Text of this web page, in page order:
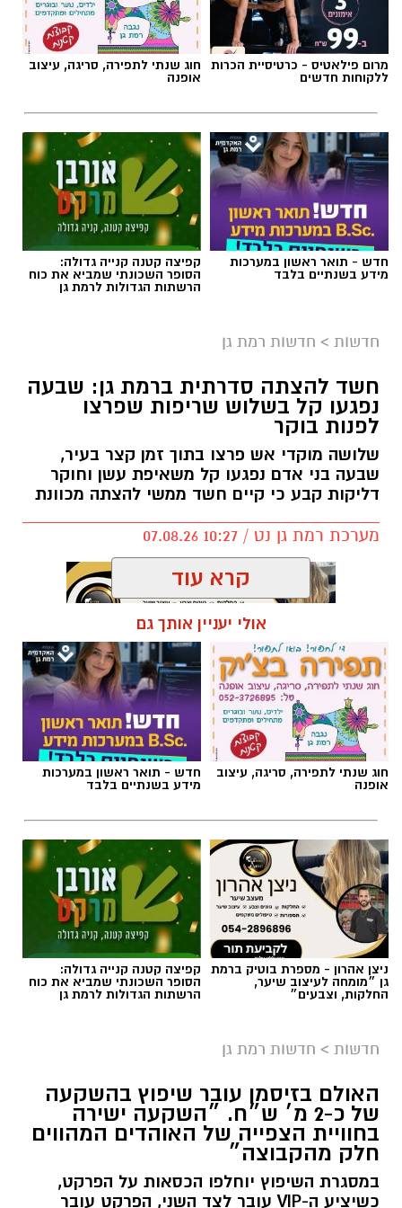
מרום פילאטיס - כרטיסיית הכרות
ללקוחות חדשים
חוג שנתי לתפירה, סריגה, עיצוב
אופנה
חדש - תואר ראשון במערכות
מידע בשנתיים בלבד
קפיצה קטנה קנייה גדולה:
הסופר השכונתי שמביא את כוח
הרשתות הגדולות לרמת גן
חדשות > חדשות רמת גן
חשד להצתה סדרתית ברמת גן: שבעה
נפגעו קל בשלוש שריפות שפרצו
לפנות בוקר
שלושה מוקדי אש פרצו בתוך זמן קצר בעיר,
שבעה בני אדם נפגעו קל משאיפת עשן וחוקר
דליקות קבע כי קיים חשד ממשי להצתה מכוונת
מערכת רמת גן נט / 10:27 07.08.26
תגים:שריפה רמת גן
צילום: כבאות והצלה לישראל
לפנות בוקר (שישי) בשלושה מוקדים סמוכים בעיר,
עשן. חוקר דליקות של כבאות והצלה קבע כי קיים
חשד ממשי להצתה מכוונת וכי ייתכן קשר בין כלל
האירועים.
האירוע החל בשריפה שפרצה בעץ דקל ובלובי של
קרא עוד
אולי יעניין אותך גם
חוג שנתי לתפירה, סריגה, עיצוב
אופנה
חדש - תואר ראשון במערכות
מידע בשנתיים בלבד
ניצן אהרון - מספרת בוטיק ברמת
גן ״מומחה לעיצוב שיער,
החלקות, וצבעים״
קפיצה קטנה קנייה גדולה:
הסופר השכונתי שמביא את כוח
הרשתות הגדולות לרמת גן
חדשות > חדשות רמת גן
האולם בזיסמן עובר שיפוץ בהשקעה
של כ-2 מ׳ ש״ח. ״השקעה ישירה
בחוויית הצפייה של האוהדים המהווים
חלק מהקבוצה״
במסגרת השיפוץ יוחלפו הכסאות על הפרקט,
כשיציע ה-VIP עובר לצד השני, הפרקט עובר